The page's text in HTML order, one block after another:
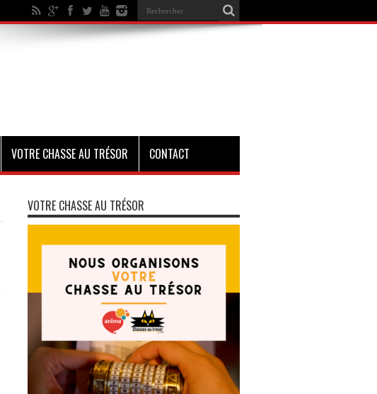
VOTRE CHASSE AU TRÉSOR CONTACT
VOTRE CHASSE AU TRÉSOR